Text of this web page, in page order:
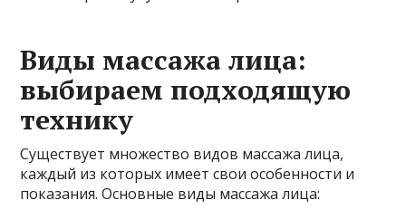
Виды массажа лица:
выбираем подходящую
технику
Существует множество видов массажа лица,
каждый из которых имеет свои особенности и
показания. Основные виды массажа лица: